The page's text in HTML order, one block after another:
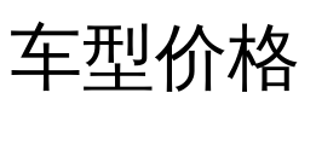
车型价格